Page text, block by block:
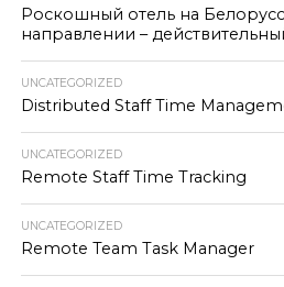
Роскошный отель на
направлении –
UNCATEGORIZED
Distributed Staff Time
UNCATEGORIZED
Remote Staff Time Tracking
UNCATEGORIZED
Remote Team Task Manager